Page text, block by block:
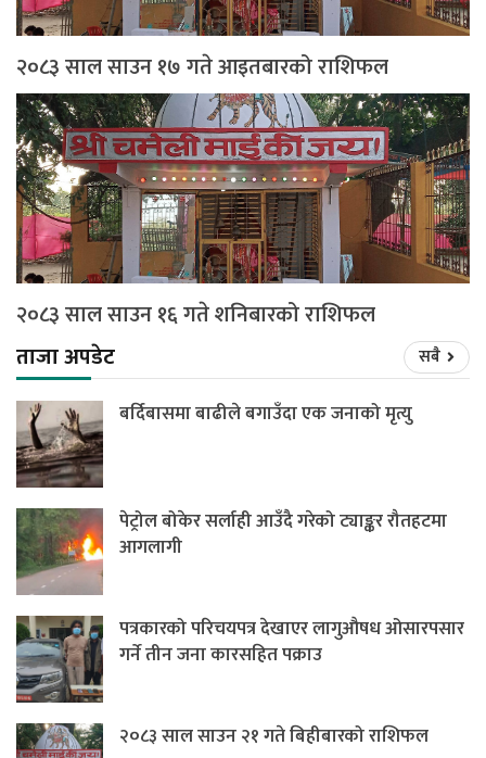
२०८३ साल साउन १७ गते आइतबारको राशिफल
२०८३ साल साउन १६ गते शनिबारको राशिफल
ताजा अपडेट
सबै
बर्दिबासमा बाढीले बगाउँदा एक जनाको मृत्यु
पेट्रोल बोकेर सर्लाही आउँदै गरेको ट्याङ्कर रौतहटमा
आगलागी
पत्रकारको परिचयपत्र देखाएर लागुऔषध ओसारपसार
गर्ने तीन जना कारसहित पक्राउ
२०८३ साल साउन २१ गते बिहीबारको राशिफल